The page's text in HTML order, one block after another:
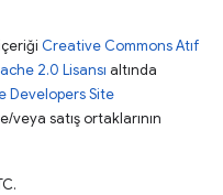
Creative Commons Atıf
2.0 Lisansı altında
Developers Site
veya satış ortaklarının